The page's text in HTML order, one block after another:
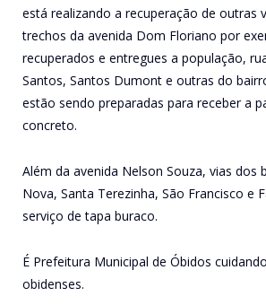
está realizando a recuperação de outras
trechos da avenida Dom Floriano por
recuperados e entregues a população,
Santos, Santos Dumont e outras do
estão sendo preparadas para receber a
concreto.
Além da avenida Nelson Souza, vias dos
Nova, Santa Terezinha, São Francisco e
serviço de tapa buraco.
É Prefeitura Municipal de Óbidos
obidenses.